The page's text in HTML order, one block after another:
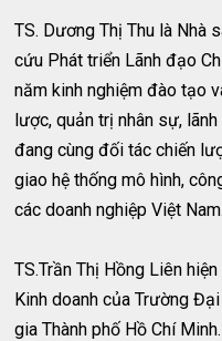
TS. Dương Thị Thu là Nhà
cứu Phát triển Lãnh đạo
năm kinh nghiệm đào tạo
lược, quản trị nhân sự,
đang cùng đối tác chiến
giao hệ thống mô hình,
các doanh nghiệp Việt Nam.
TS.Trần Thị Hồng Liên
Kinh doanh của Trường
gia Thành phố Hồ Chí